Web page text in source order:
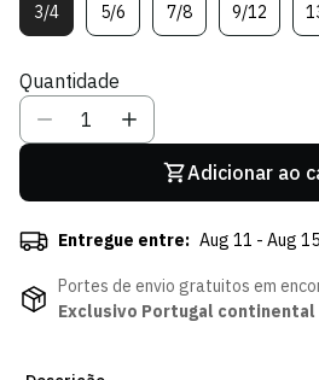
3/4Variante
Esgotada
Indisponível
5/6Variante
Esgotada
Indisponível
7/8Variante
Esgotada
9/12Variante
Quantidade
Adicionar ao
Entregue entre: Aug 11 - Aug 15
Portes de envio gratuitos em
Exclusivo Portugal continental